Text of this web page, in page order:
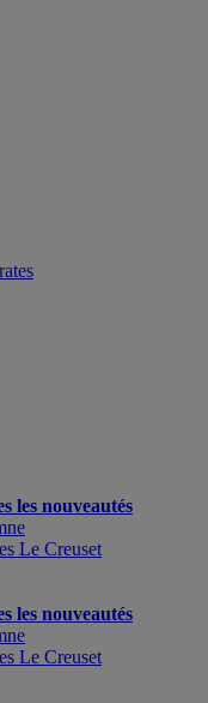
les nouveautés
Le Creuset
les nouveautés
Le Creuset